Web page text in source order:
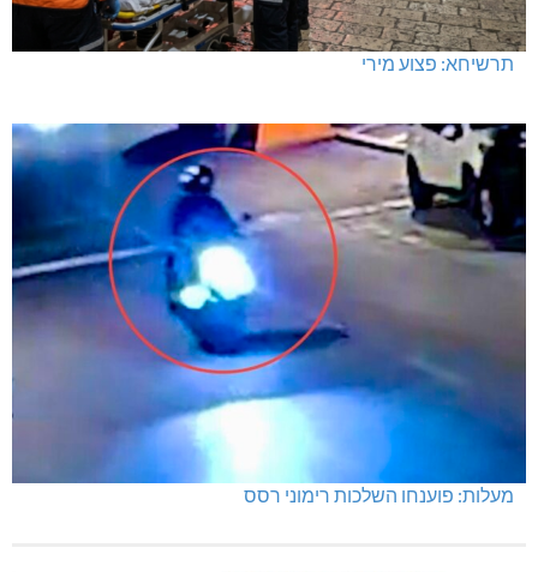
תרשיחא: פצוע מירי
מעלות: פוענחו השלכות רימוני רסס